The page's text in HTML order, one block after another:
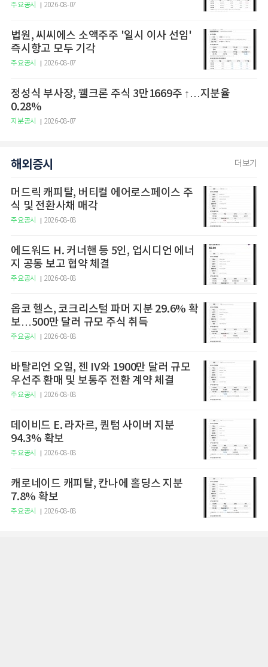
주요공시 2026-08-07
법원, 씨씨에스 소액주주 '일시 이사 선임'
즉시항고 모두 기각
주요공시 2026-08-07
정성식 부사장, 웰크론 주식 3만1669주 ↑…지분율
0.28%
지분공시 2026-08-07
해외증시 더보기
머드릭 캐피탈, 버티컬 에어로스페이스 주
식 및 전환사채 매각
주요공시 2026-08-08
에드워드 H. 커너핸 등 5인, 업시디언 에너
지 공동 보고 협약 체결
주요공시 2026-08-08
옵코 헬스, 코크리스털 파머 지분 29.6% 확
보…500만 달러 규모 주식 취득
주요공시 2026-08-08
바탈리언 오일, 젠 IV와 1900만 달러 규모
우선주 환매 및 보통주 전환 계약 체결
주요공시 2026-08-08
데이비드 E. 라자르, 퀀텀 사이버 지분
94.3% 확보
주요공시 2026-08-08
캐로네이드 캐피탈, 칸나에 홀딩스 지분
7.8% 확보
주요공시 2026-08-08